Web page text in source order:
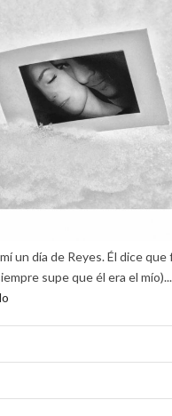
un día de Reyes. Él dice que
supe que él era el